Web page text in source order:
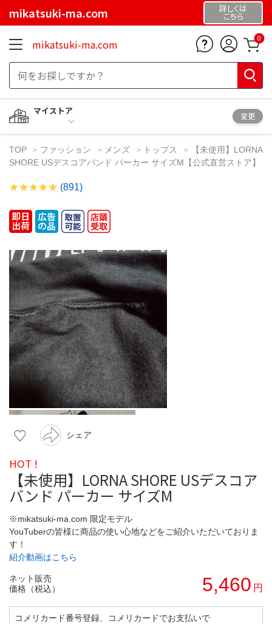
mikatsuki-ma.com 詳しくは
こちら
mikatsuki-ma.com 0
マイストア
変更
TOP ファッション メンズ トップス
【未使用】LORNA
SHORE USデスコアバンド パーカー サイズM【公式直営ストア】
(891)
シェア
HOT !
【未使用】LORNA SHORE USデスコア
バンド パーカー サイズM
※mikatsuki-ma.com 限定モデル
YouTuberの皆様に商品の使い心地などをご紹介いただいておりま
す！
紹介動画はこちら
ネット販売
価格（税込）
5,460 円
コメリカード番号登録、コメリカードでお支払いで